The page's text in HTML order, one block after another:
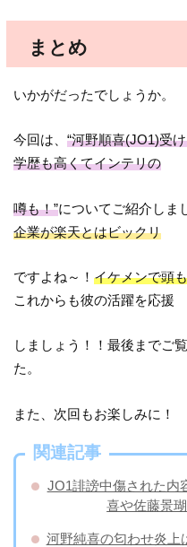
まとめ
いかがだったでしょうか。
今回は、“河野順喜(JO1)受
学歴も高くてインテリの
噂も！”についてご紹介しま
企業が楽天とはビックリ
ですよね～！イケメンで頭
これからも彼の活躍を応援
しましょう！！最後までご
た。
また、次回もお楽しみに！
関連記事
JO1誹謗中傷された内
喜や佐藤景
河野純喜の匂わせ炎上